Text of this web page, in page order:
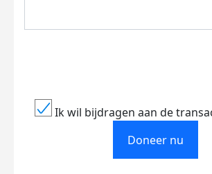
Ik wil bijdragen aan de
Doneer nu